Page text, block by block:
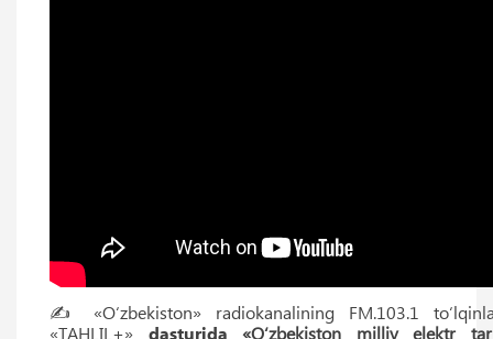
✍️ «O‘zbekiston» radiokanalining FM.103.1
«TAHLIL+» dasturida
«O‘zbekiston milliy elektr